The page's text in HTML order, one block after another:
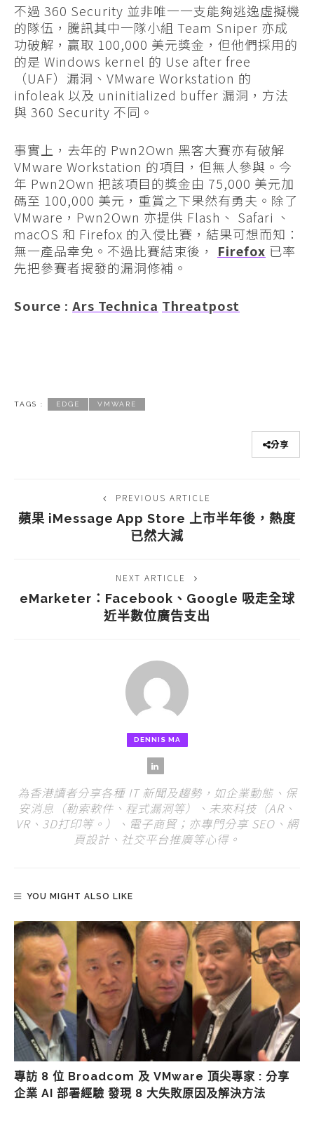
不過 360 Security 並非唯一一支能夠逃逸虛擬機
的隊伍，騰訊其中一隊小組 Team Sniper 亦成
功破解，贏取 100,000 美元獎金，但他們採用的
的是 Windows kernel 的 Use after free
（UAF）漏洞、VMware Workstation 的
infoleak 以及 uninitialized buffer 漏洞，方法
與 360 Security 不同。
事實上，去年的 Pwn2Own 黑客大賽亦有破解
VMware Workstation 的項目，但無人參與。今
年 Pwn2Own 把該項目的獎金由 75,000 美元加
碼至 100,000 美元，重賞之下果然有勇夫。除了
VMware，Pwn2Own 亦提供 Flash、 Safari 、
macOS 和 Firefox 的入侵比賽，結果可想而知：
無一產品幸免。不過比賽結束後， Firefox 已率
先把參賽者揭發的漏洞修補。
Source : Ars Technica Threatpost
TAGS : EDGE VMWARE
分享
PREVIOUS ARTICLE
蘋果 iMessage App Store 上市半年後，熱度
已然大減
NEXT ARTICLE
eMarketer：Facebook、Google 吸走全球
近半數位廣告支出
DENNIS MA
為香港讀者分享各種 IT 新聞及趨勢，如企業動態、保
安消息（勒索軟件、程式漏洞等）、未來科技（AR、
VR、3D打印等。）、電子商貿；亦專門分享 SEO、網
頁設計、社交平台推廣等心得。
YOU MIGHT ALSO LIKE
專訪 8 位 Broadcom 及 VMware 頂尖專家 : 分享
企業 AI 部署經驗 發現 8 大失敗原因及解決方法